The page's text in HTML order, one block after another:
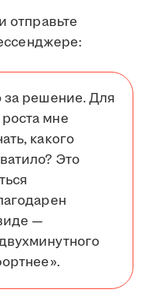
отправьте
за решение. Для
мне
какого
Это
—